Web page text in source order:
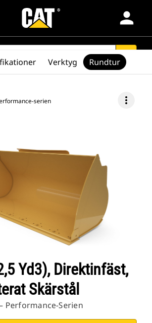
person
search
serien more_vert
Yd3), Direktinfäst,
Skärstål
Performance-Serien
Verktyg Rundtur